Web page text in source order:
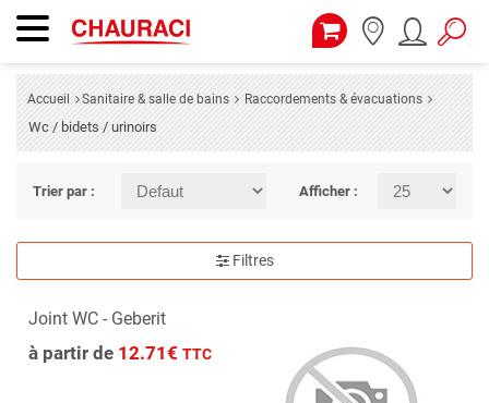
Accueil Sanitaire & salle de bains Raccordements & évacuations
Wc / bidets / urinoirs
Trier par : Afficher :
Filtres
Joint WC - Geberit
à partir de 12.71€ TTC